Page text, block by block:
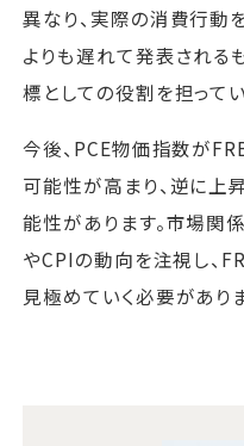
異なり、実際の消費行動
よりも遅れて発表される
標としての役割を担ってい
今後、PCE物価指数が
可能性が高まり、逆に上
能性があります。市場関
やCPIの動向を注視し、
見極めていく必要があり